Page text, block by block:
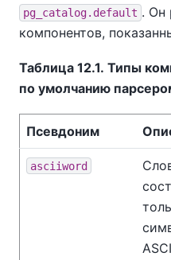
pg_catalog.default . Он
компонентов,
Таблица 12.1. Типы
по умолчанию
Псевдоним
asciiword